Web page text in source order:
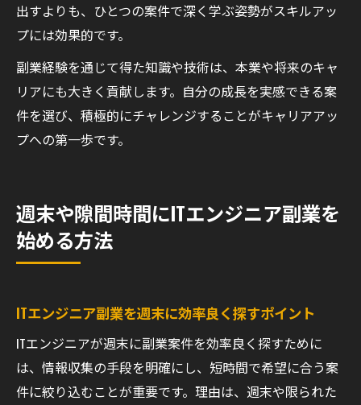
出すよりも、ひとつの案件で深く学ぶ姿勢がスキルアッ
プには効果的です。
副業経験を通じて得た知識や技術は、本業や将来のキャ
リアにも大きく貢献します。自分の成長を実感できる案
件を選び、積極的にチャレンジすることがキャリアアッ
プへの第一歩です。
週末や隙間時間にITエンジニア副業を
始める方法
ITエンジニア副業を週末に効率良く探すポイント
ITエンジニアが週末に副業案件を効率良く探すために
は、情報収集の手段を明確にし、短時間で希望に合う案
件に絞り込むことが重要です。理由は、週末や限られた